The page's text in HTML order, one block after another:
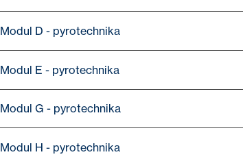
Modul D - pyrotechnika
Modul E - pyrotechnika
Modul G - pyrotechnika
Modul H - pyrotechnika